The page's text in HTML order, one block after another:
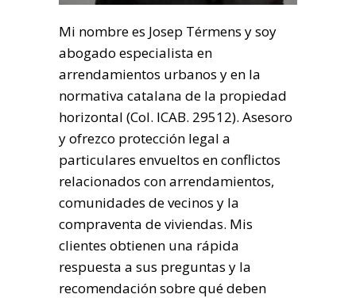
Mi nombre es Josep Térmens y soy
abogado especialista en
arrendamientos urbanos y en la
normativa catalana de la propiedad
horizontal (Col. ICAB. 29512). Asesoro
y ofrezco protección legal a
particulares envueltos en conflictos
relacionados con arrendamientos,
comunidades de vecinos y la
compraventa de viviendas. Mis
clientes obtienen una rápida
respuesta a sus preguntas y la
recomendación sobre qué deben